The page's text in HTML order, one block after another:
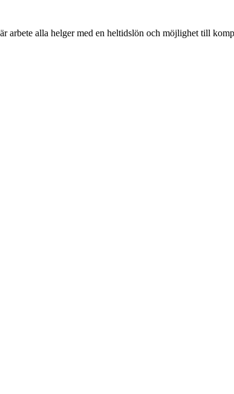
arbete alla helger med en heltidslön och möjlighet till